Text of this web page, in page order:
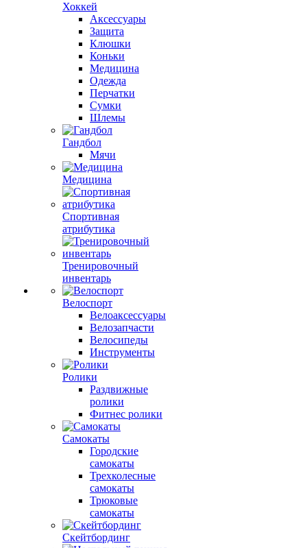
Хоккей
Аксессуары
Защита
Клюшки
Коньки
Медицина
Одежда
Перчатки
Сумки
Шлемы
Гандбол
Мячи
Медицина
Спортивная
атрибутика
Тренировочный
инвентарь
Велоспорт
Велоаксессуары
Велозапчасти
Велосипеды
Инструменты
Ролики
Раздвижные
ролики
Фитнес ролики
Самокаты
Городские
самокаты
Трехколесные
самокаты
Трюковые
самокаты
Скейтбординг